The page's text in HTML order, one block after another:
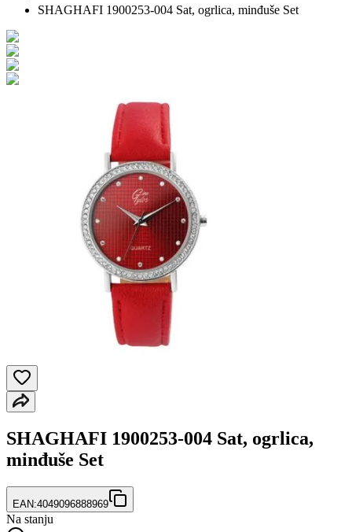
SHAGHAFI 1900253-004 Sat, ogrlica, minđuše Set
SHAGHAFI 1900253-004 Sat, ogrlica,
minđuše Set
EAN:4049096888969
Na stanju